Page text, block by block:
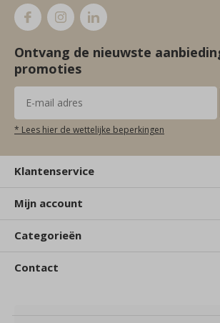
Ontvang de nieuwste
promoties
* Lees hier de wettelijke beperkingen
Klantenservice
Mijn account
Categorieën
Contact